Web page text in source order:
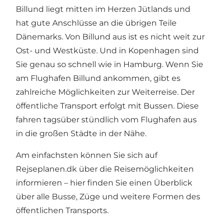
Billund liegt mitten im Herzen Jütlands und
hat gute Anschlüsse an die übrigen Teile
Dänemarks. Von Billund aus ist es nicht weit zur
Ost- und Westküste. Und in Kopenhagen sind
Sie genau so schnell wie in Hamburg. Wenn Sie
am Flughafen Billund ankommen, gibt es
zahlreiche Möglichkeiten zur Weiterreise. Der
öffentliche Transport erfolgt mit Bussen. Diese
fahren tagsüber stündlich vom Flughafen aus
in die großen Städte in der Nähe.
Am einfachsten können Sie sich auf
Rejseplanen.dk über die Reisemöglichkeiten
informieren – hier finden Sie einen Überblick
über alle Busse, Züge und weitere Formen des
öffentlichen Transports.